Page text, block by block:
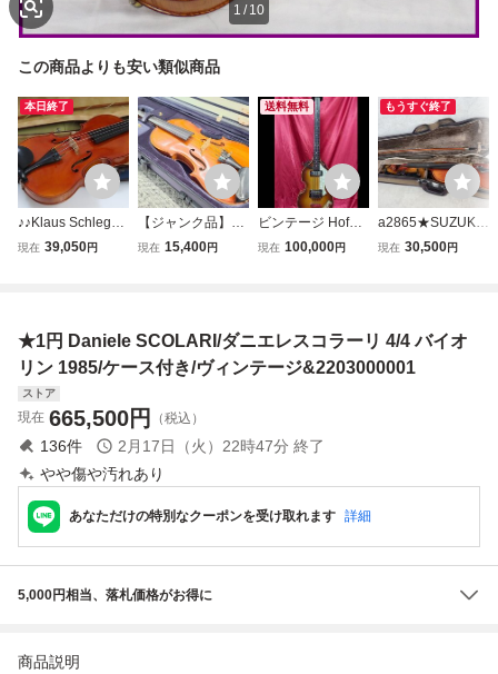
1 / 10
この商品よりも安い類似商品
本日終了
♪♪Klaus Schlegel
Erlback i.o 1985
♪♪
現在 39,050円
【ジャンク品】Er
nst Heinrich Roth
円~ Y9809-
現在 15,400円
送料無料
ビンテージ Hofner
500/1 バイオリン
料
現在 100,000円
もうすぐ終了
a2865★SUZUKI
鈴木バイオリン N
ハードケース付き
美品
現在 30,500円
★1円 Daniele SCOLARI/ダニエレスコラーリ 4/4 バイオ
リン 1985/ケース付き/ヴィンテージ&2203000001
ストア
現在 665,500円 （税込）
136件 2月17日（火）22時47分 終了
やや傷や汚れあり
あなただけの特別なクーポンを受け取れます 詳細
5,000円相当、落札価格がお得に
商品説明